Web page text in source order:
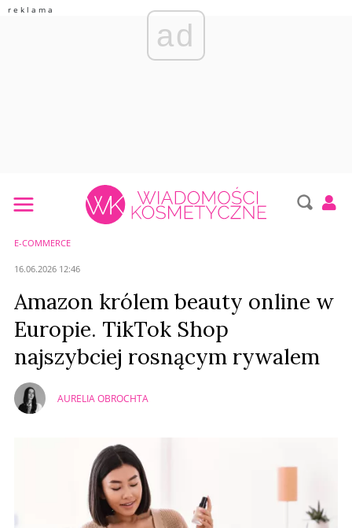
ad
E-COMMERCE
16.06.2026 12:46
Amazon królem beauty online w
Europie. TikTok Shop
najszybciej rosnącym rywalem
AURELIA OBROCHTA